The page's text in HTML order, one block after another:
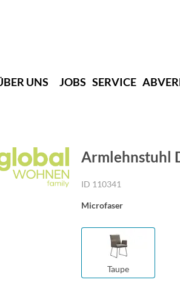
UNS JOBS SERVICE
Armlehnstuhl
ID 110341
Microfaser
Taupe